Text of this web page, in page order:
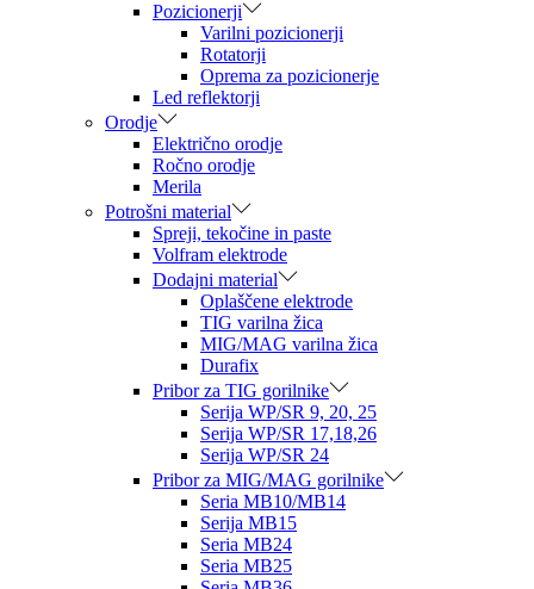
Pozicionerji
Varilni pozicionerji
Rotatorji
Oprema za pozicionerje
Led reflektorji
Orodje
Električno orodje
Ročno orodje
Merila
Potrošni material
Spreji, tekočine in paste
Volfram elektrode
Dodajni material
Oplaščene elektrode
TIG varilna žica
MIG/MAG varilna žica
Durafix
Pribor za TIG gorilnike
Serija WP/SR 9, 20, 25
Serija WP/SR 17,18,26
Serija WP/SR 24
Pribor za MIG/MAG gorilnike
Seria MB10/MB14
Serija MB15
Seria MB24
Seria MB25